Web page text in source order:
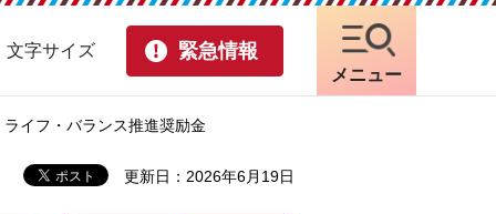
文字サイズ 緊急情報
メニュー
イフ・バランス推進奨励金
更新日：2026年6月19日